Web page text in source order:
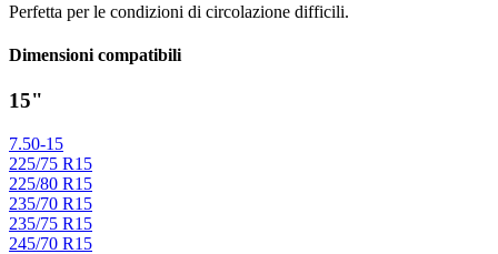
Perfetta per le condizioni di circolazione difficili.
Dimensioni compatibili
15"
7.50-15
225/75 R15
225/80 R15
235/70 R15
235/75 R15
245/70 R15